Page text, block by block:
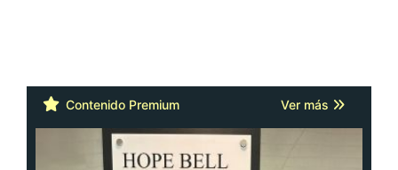
Contenido Premium Ver más